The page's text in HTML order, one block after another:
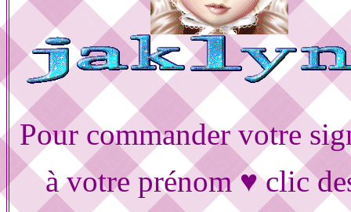
Pour commander votre
à votre prénom ♥ clic